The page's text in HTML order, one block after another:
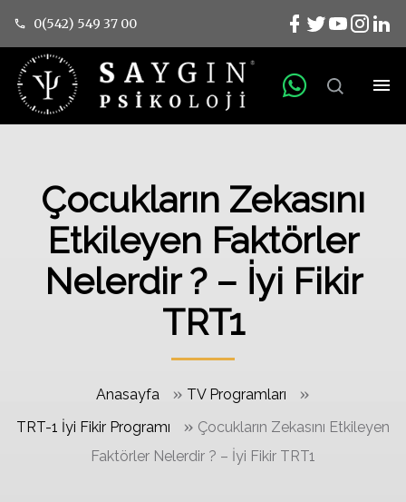
0(542) 549 37 00
Çocukların Zekasını
Etkileyen Faktörler
Nelerdir ? – İyi Fikir
TRT1
Anasayfa » TV Programları »
TRT-1 İyi Fikir Programı » Çocukların Zekasını Etkileyen
Faktörler Nelerdir ? – İyi Fikir TRT1